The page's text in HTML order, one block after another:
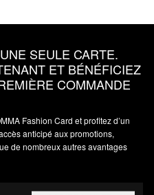
SEULE CARTE.
ET BÉNÉFICIEZ
COMMANDE
Fashion Card et profitez d’un
anticipé aux promotions,
de nombreux autres avantages